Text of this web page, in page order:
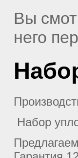
Вы
него
Набор